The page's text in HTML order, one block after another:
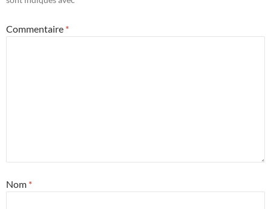
Commentaire *
Nom *